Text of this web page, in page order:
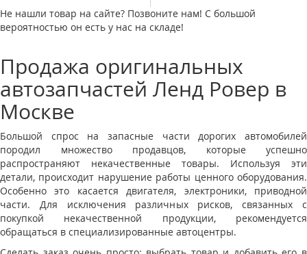
Не нашли товар на сайте? Позвоните нам! С большой
вероятностью он есть у нас на складе!
Продажа оригинальных
автозапчастей Ленд Ровер в
Москве
Большой спрос на запасные части дорогих автомобилей
породил множество продавцов, которые успешно
распространяют некачественные товары. Используя эти
детали, происходит нарушение работы ценного оборудования.
Особенно это касается двигателя, электроники, приводной
части. Для исключения различных рисков, связанных с
покупкой некачественной продукции, рекомендуется
обращаться в специализированные автоцентры.